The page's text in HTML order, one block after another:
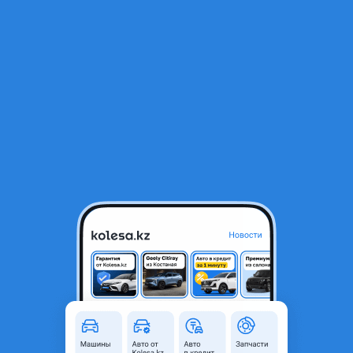
Катушки зажигания 3UZ 2UZ 1UZ
Алматы, Алматинская